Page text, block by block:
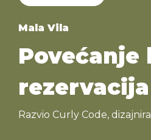
Mala Vila
Povećanje
rezervacija
Razvio Curly Code,